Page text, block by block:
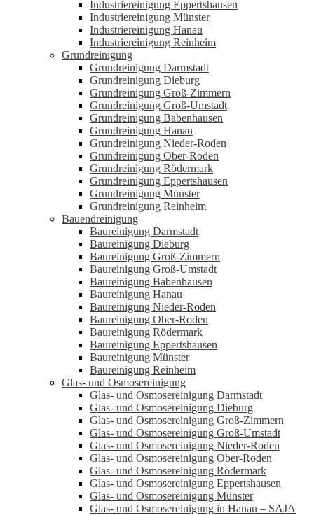
Industriereinigung Eppertshausen
Industriereinigung Münster
Industriereinigung Hanau
Industriereinigung Reinheim
Grundreinigung
Grundreinigung Darmstadt
Grundreinigung Dieburg
Grundreinigung Groß-Zimmern
Grundreinigung Groß-Umstadt
Grundreinigung Babenhausen
Grundreinigung Hanau
Grundreinigung Nieder-Roden
Grundreinigung Ober-Roden
Grundreinigung Rödermark
Grundreinigung Eppertshausen
Grundreinigung Münster
Grundreinigung Reinheim
Bauendreinigung
Baureinigung Darmstadt
Baureinigung Dieburg
Baureinigung Groß-Zimmern
Baureinigung Groß-Umstadt
Baureinigung Babenhausen
Baureinigung Hanau
Baureinigung Nieder-Roden
Baureinigung Ober-Roden
Baureinigung Rödermark
Baureinigung Eppertshausen
Baureinigung Münster
Baureinigung Reinheim
Glas- und Osmosereinigung
Glas- und Osmosereinigung Darmstadt
Glas- und Osmosereinigung Dieburg
Glas- und Osmosereinigung Groß-Zimmern
Glas- und Osmosereinigung Groß-Umstadt
Glas- und Osmosereinigung Nieder-Roden
Glas- und Osmosereinigung Ober-Roden
Glas- und Osmosereinigung Rödermark
Glas- und Osmosereinigung Eppertshausen
Glas- und Osmosereinigung Münster
Glas- und Osmosereinigung in Hanau – SAJA